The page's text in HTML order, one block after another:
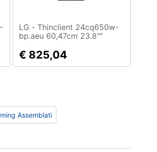
LG - Thinclient 24cq650w-
bp.aeu 60,47cm 23.8""
N5105 Qc 8gb Ddr4 256gb
Nvme Ssd W10iot Enterprise
€ 825,04
Assemblati